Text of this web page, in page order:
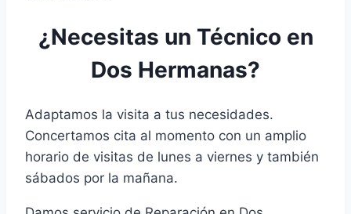
¿Necesitas un Técnico en
Dos Hermanas?
Adaptamos la visita a tus necesidades.
Concertamos cita al momento con un amplio
horario de visitas de lunes a viernes y también
sábados por la mañana.